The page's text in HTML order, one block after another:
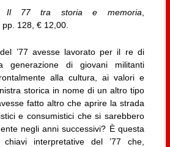
Il 77 tra storia e memoria,
128, € 12,00.
’77 avesse lavorato per il re di
generazione di giovani militanti
alla cultura, ai valori e
storica in nome di un altro tipo
fatto altro che aprire la strada
e consumistici che si sarebbero
negli anni successivi? È questa
interpretative del ’77 che,